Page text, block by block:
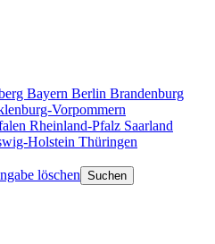
Bayern Berlin Brandenburg
Vorpommern
Rheinland-Pfalz Saarland
Holstein Thüringen
löschen